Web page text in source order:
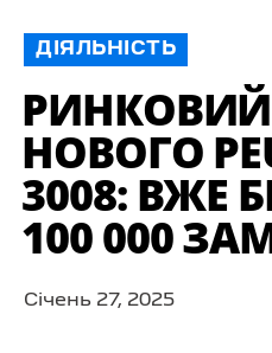
ДІЯЛЬНІСТЬ
РИНКОВИЙ
НОВОГО
3008: ВЖЕ
100 000
Cічень 27, 2025